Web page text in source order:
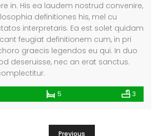
in. His ea laudem nostrud convenire,
definitiones his, mel cu
interpretaris. Ea est solet quidam
feugiat definitionem cum, in pri
graecis legendos eu qui. In duo
deseruisse, nec an erat sanctus.
5 3
Previous